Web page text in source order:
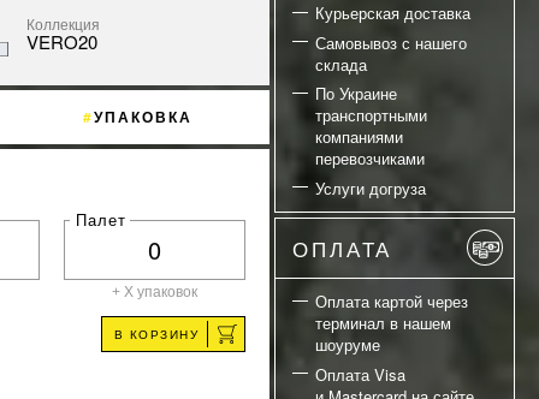
Коллекция
VERO20
УПАКОВКА
Палет
+ X упаковок
В КОРЗИНУ
Курьерская доставка
Самовывоз с нашего
склада
По Украине
транспортными
компаниями
перевозчиками
Услуги догруза
ОПЛАТА
Оплата картой через
терминал в нашем
шоуруме
Оплата Visa